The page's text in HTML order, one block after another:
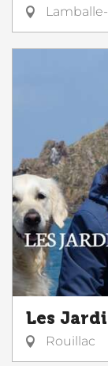
Les
Rouillac